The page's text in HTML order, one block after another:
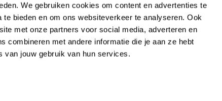
We gebruiken cookies om content en advertenties te
bieden en om ons websiteverkeer te analyseren. Ook
met onze partners voor social media, adverteren en
combineren met andere informatie die je aan ze hebt
van jouw gebruik van hun services.